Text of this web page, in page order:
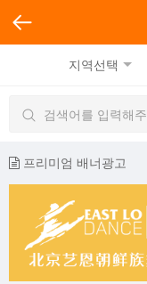
지역선택
프리미엄 배너광고